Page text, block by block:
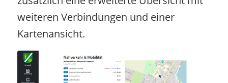
weiteren Verbindungen und einer
Kartenansicht.